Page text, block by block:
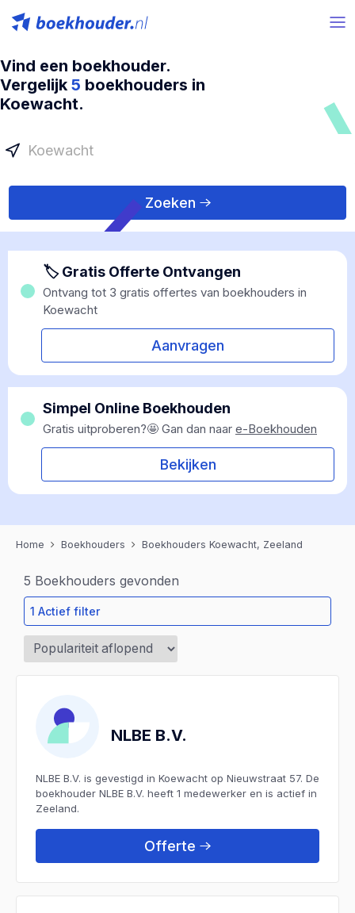
Vind een boekhouder.
Vergelijk 5 boekhouders in
Koewacht.
Zoeken
🏷 Gratis Offerte Ontvangen
Ontvang tot 3 gratis offertes van boekhouders in
Koewacht
Aanvragen
Simpel Online Boekhouden
Gratis uitproberen?🤩 Gan dan naar e-Boekhouden
Bekijken
Home Boekhouders Boekhouders Koewacht, Zeeland
5 Boekhouders gevonden
1 Actief filter
NLBE B.V.
NLBE B.V. is gevestigd in Koewacht op Nieuwstraat 57. De
boekhouder NLBE B.V. heeft 1 medewerker en is actief in
Zeeland.
Offerte